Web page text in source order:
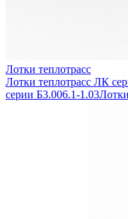
Лотки теплотрасс
Лотки теплотрасс ЛК
серии Б3.006.1-1.03